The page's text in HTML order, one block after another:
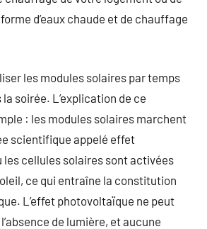
d’eaux chaude et de chauffage
les modules solaires par temps
soirée. L’explication de ce
: les modules solaires marchent
scientifique appelé effet
les cellules solaires sont activées
ce qui entraîne la constitution
L’effet photovoltaïque ne peut
de lumière, et aucune